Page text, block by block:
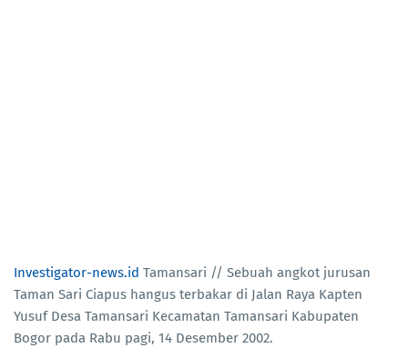
Investigator-news.id Tamansari // Sebuah angkot jurusan
Taman Sari Ciapus hangus terbakar di Jalan Raya Kapten
Yusuf Desa Tamansari Kecamatan Tamansari Kabupaten
Bogor pada Rabu pagi, 14 Desember 2002.